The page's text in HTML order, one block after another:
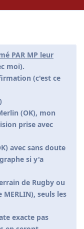
PAR MP leur
moi).
(c'est ce
(OK), mon
prise avec
avec sans doute
si y'a
de Rugby ou
seuls les
exacte pas